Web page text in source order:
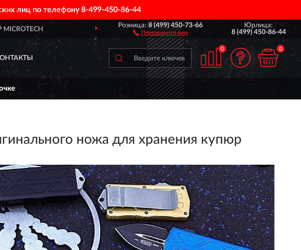
лиц по телефону8-499-450-86-44
РОССИИ ПОЖИЗНЕННАЯГАРАНТИЯ НА БРАК
Розница:8 (499) 450-73-66
Перезвоните мне
Юрлица:
8 (499) 450-86-44
0 0
ножа для хранения купюр